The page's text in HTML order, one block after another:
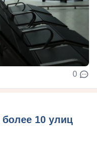
0
более 10 улиц